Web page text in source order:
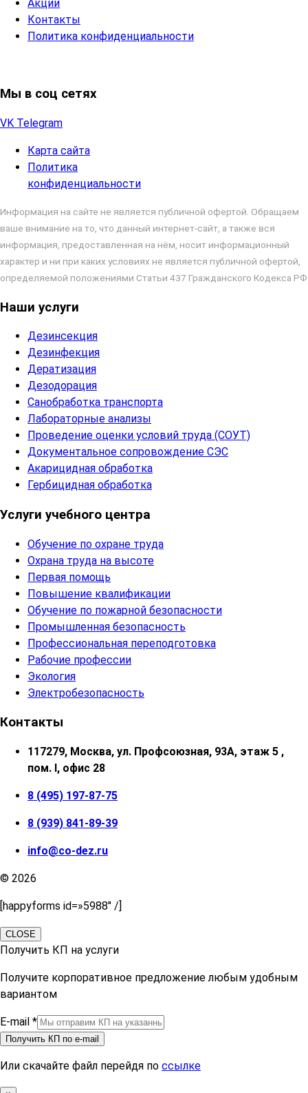
Акции
Контакты
Политика конфиденциальности
Мы в соц сетях
VK Telegram
Карта сайта
Политика
конфиденциальности
Информация на сайте не является публичной офертой. Обращаем
ваше внимание на то, что данный интернет-сайт, а также вся
информация, предоставленная на нём, носит информационный
характер и ни при каких условиях не является публичной офертой,
определяемой положениями Статьи 437 Гражданского Кодекса РФ
Наши услуги
Дезинсекция
Дезинфекция
Дератизация
Дезодорация
Санобработка транспорта
Лабораторные анализы
Проведение оценки условий труда (СОУТ)
Документальное сопровождение СЭС
Акарицидная обработка
Гербицидная обработка
Услуги учебного центра
Обучение по охране труда
Охрана труда на высоте
Первая помощь
Повышение квалификации
Обучение по пожарной безопасности
Промышленная безопасность
Профессиональная переподготовка
Рабочие профессии
Экология
Электробезопасность
Контакты
117279, Москва, ул. Профсоюзная, 93А, этаж 5 ,
пом. I, офис 28
8 (495) 197-87-75
8 (939) 841-89-39
info@co-dez.ru
© 2026
[happyforms id=»5988″ /]
CLOSE
Получить КП на услуги
Получите корпоративное предложение любым удобным
вариантом
E-mail *
Получить КП по e-mail
Или скачайте файл перейдя по ссылке